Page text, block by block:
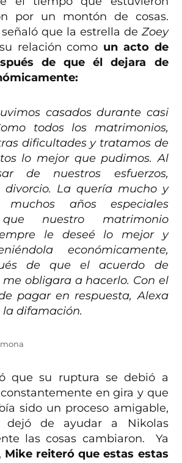
por un montón de cosas.
que la estrella de Zoey
relación como un acto de
de que él dejara de
casados durante casi
todos los matrimonios,
dificultades y tratamos de
lo mejor que pudimos. Al
de nuestros esfuerzos,
divorcio. La quería mucho y
muchos años especiales
nuestro matrimonio
le deseé lo mejor y
económicamente,
de que el acuerdo de
obligara a hacerlo. Con el
pagar en respuesta, Alexa
difamación.
que su ruptura se debió a
en gira y que
sido un proceso amigable,
dejó de ayudar a Nikolas
las cosas cambiaron. Ya
Mike reiteró que estas estas